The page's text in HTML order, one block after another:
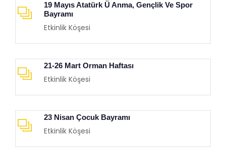
19 Mayıs Atatürk Ü Anma, Gençlik Ve Spor
Bayramı
Etkinlik Köşesi
21-26 Mart Orman Haftası
Etkinlik Köşesi
23 Nisan Çocuk Bayramı
Etkinlik Köşesi